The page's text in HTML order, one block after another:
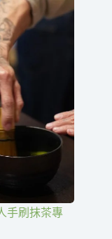
手刷抹茶專